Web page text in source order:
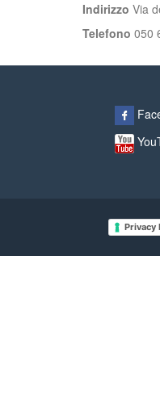
Indirizzo Via
Telefono 050
Privacy